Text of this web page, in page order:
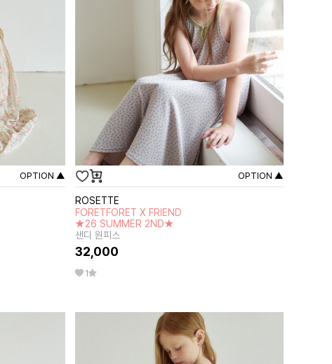
OPTION ▲ OPTION ▲
ROSETTE
FORETFORET X FRIEND
★26 SUMMER 2ND★
샌디 원피스
32,000
1